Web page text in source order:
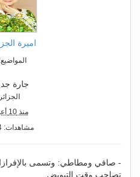
اميرة
المواضيع: 3
جارة
الجزائر
منذ 10 أعوام
مشاهدات: 5174
- صافي ومطاطي: وتسمى بالإفرازات
تصاحب وقت التبويض.